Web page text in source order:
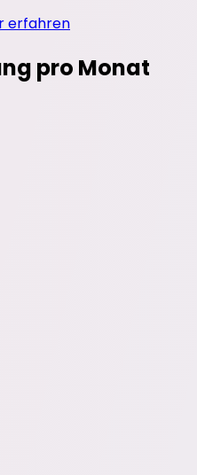
erfahren
pro Monat